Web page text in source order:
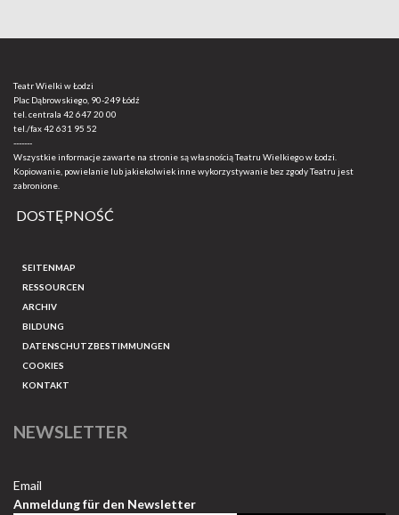
Teatr Wielki w Łodzi
Plac Dąbrowskiego, 90-249 Łódź
tel. centrala 42 647 20 00
tel./fax42 631 95 52
-------
Wszystkie informacje zawarte na stronie są własnością Teatru Wielkiego w Łodzi.
Kopiowanie, powielanie lub jakiekolwiek inne wykorzystywanie bez zgody Teatru jest
zabronione.
DOSTĘPNOŚĆ
SEITENMAP
RESSOURCEN
ARCHIV
BILDUNG
DATENSCHUTZBESTIMMUNGEN
COOKIES
KONTAKT
NEWSLETTER
Email
Anmeldung für den Newsletter